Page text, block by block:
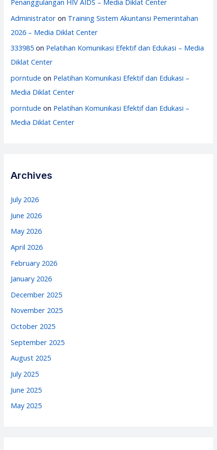
Penanggulangan HIV AIDS – Media Diklat Center
Administrator on Training Sistem Akuntansi Pemerintahan
2026 – Media Diklat Center
333985 on Pelatihan Komunikasi Efektif dan Edukasi – Media
Diklat Center
porntude on Pelatihan Komunikasi Efektif dan Edukasi –
Media Diklat Center
porntude on Pelatihan Komunikasi Efektif dan Edukasi –
Media Diklat Center
Archives
July 2026
June 2026
May 2026
April 2026
February 2026
January 2026
December 2025
November 2025
October 2025
September 2025
August 2025
July 2025
June 2025
May 2025